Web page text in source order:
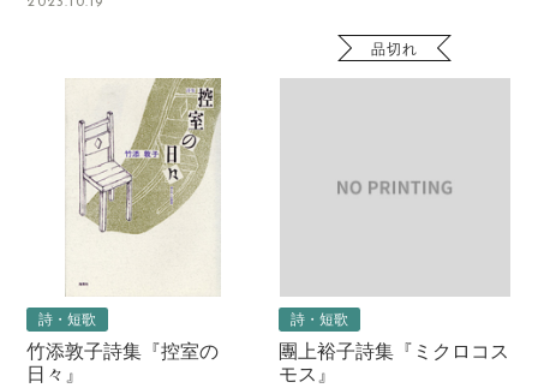
詩・短歌
竹添敦子詩集『控室の
日々』
品切れ
詩・短歌
團上裕子詩集『ミクロコス
モス』